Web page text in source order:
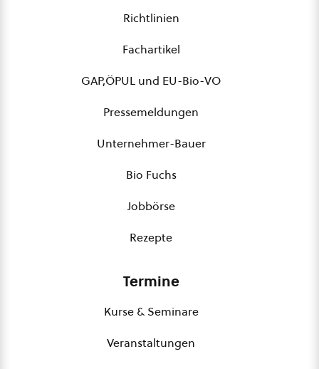
Richtlinien
Fachartikel
GAP,ÖPUL und EU-Bio-VO
Pressemeldungen
Unternehmer-Bauer
Bio Fuchs
Jobbörse
Rezepte
Termine
Kurse & Seminare
Veranstaltungen